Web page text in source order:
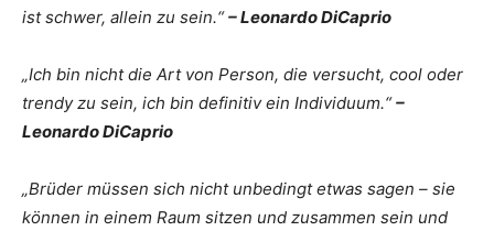
ist schwer, allein zu sein.“– Leonardo DiCaprio
„Ich bin nicht die Art von Person, die versucht, cool oder
trendy zu sein, ich bin definitiv ein Individuum.“–
Leonardo DiCaprio
„Brüder müssen sich nicht unbedingt etwas sagen – sie
können in einem Raum sitzen und zusammen sein und